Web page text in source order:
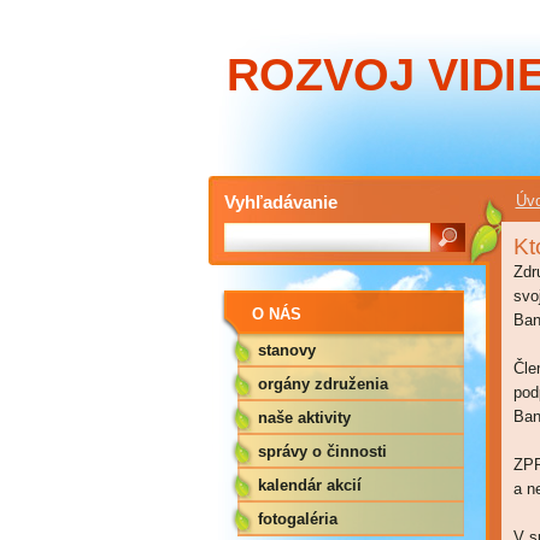
ROZVOJ
a
O NÁS
stanovy
orgány združenia
naše aktivity
správy o činnosti
kalendár akcií
fotogaléria
Vyhľadávanie